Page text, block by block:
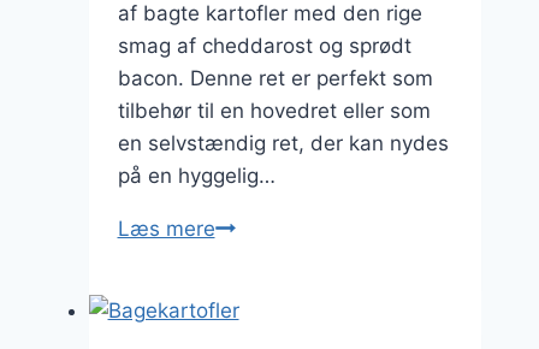
af bagte kartofler med den rige
smag af cheddarost og sprødt
bacon. Denne ret er perfekt som
tilbehør til en hovedret eller som
en selvstændig ret, der kan nydes
på en hyggelig…
Læs mereBagekartofler
og